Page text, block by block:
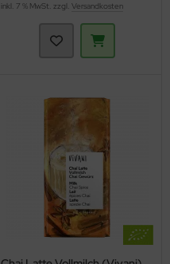
inkl. 7 % MwSt. zzgl. Versandkosten